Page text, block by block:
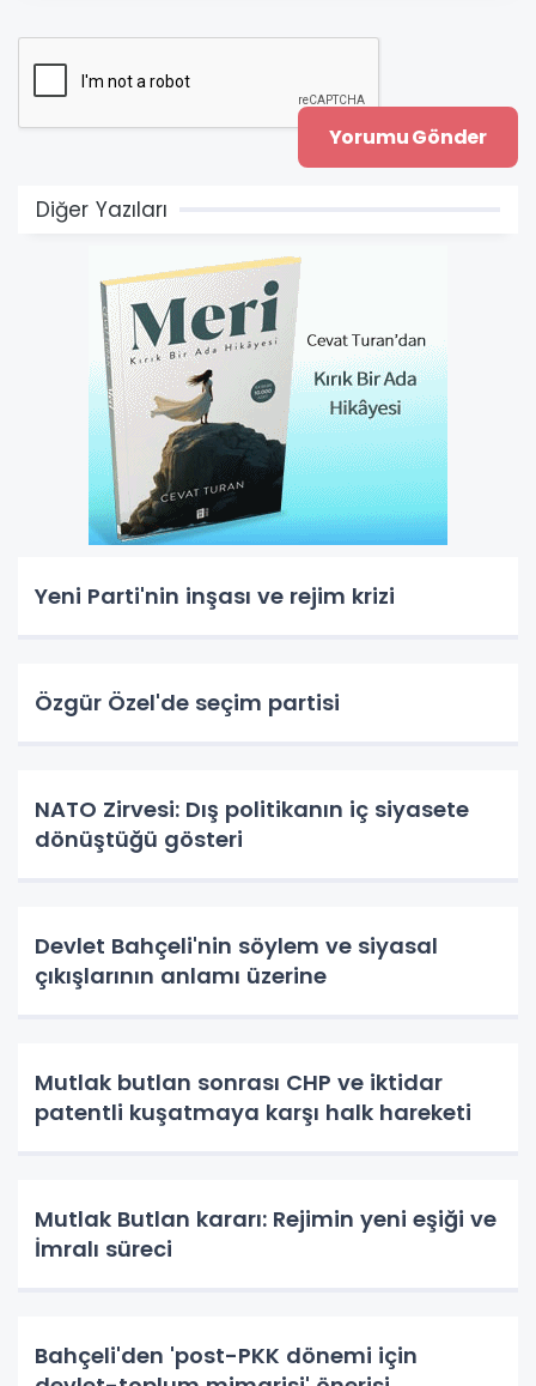
Diğer Yazıları
Yeni Parti'nin inşası ve rejim krizi
Özgür Özel'de seçim partisi
NATO Zirvesi: Dış politikanın iç siyasete
dönüştüğü gösteri
Devlet Bahçeli'nin söylem ve siyasal
çıkışlarının anlamı üzerine
Mutlak butlan sonrası CHP ve iktidar
patentli kuşatmaya karşı halk hareketi
Mutlak Butlan kararı: Rejimin yeni eşiği ve
İmralı süreci
Bahçeli'den 'post-PKK dönemi için